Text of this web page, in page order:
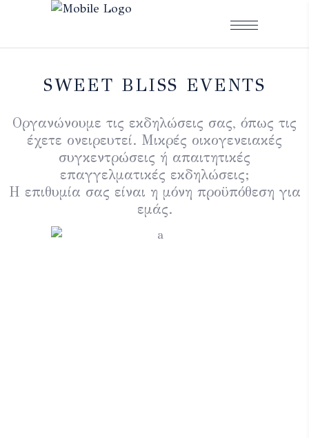
SWEET BLISS EVENTS
Οργανώνουμε τις εκδηλώσεις σας, όπως τις
έχετε ονειρευτεί. Μικρές οικογενειακές
συγκεντρώσεις ή απαιτητικές
επαγγελματικές εκδηλώσεις;
Η επιθυμία σας είναι η μόνη προϋπόθεση για
εμάς.